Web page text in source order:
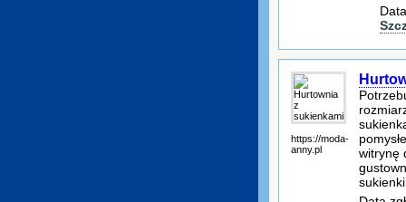
https://moda-
anny.pl
witrynę